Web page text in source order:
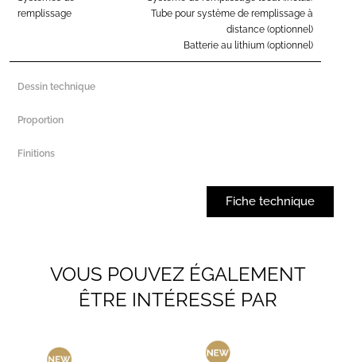
remplissage
Tube pour système de remplissage à
distance (optionnel)
Batterie au lithium (optionnel)
Dessin technique
Proportion
Finitions
Fiche technique
VOUS POUVEZ ÉGALEMENT
ÊTRE INTÉRESSÉ PAR